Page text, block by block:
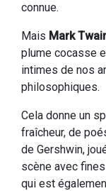
connue.
Mais Mark
plume cocasse
intimes de nos
philosophiques.
Cela donne un
fraîcheur, de
de Gershwin,
scène avec
qui est